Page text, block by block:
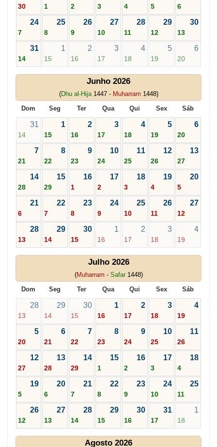
30 1 2 3 4 5 6
24
7
25
8
26
9
27
10
28
11
29
12
30
13
31
14
1
15
2
16
3
17
4
18
5
19
6
20
Junho 2026
(Dhu al-Hija1447 - Muharram 1448)
Dom Seg Ter Qua Qui Sex Sáb
31
14
1
15
2
16
3
17
4
18
5
19
6
20
7
21
8
22
9
23
10
24
11
25
12
26
13
27
14
28
15
29
16
1
17
2
18
3
19
4
20
5
21
6
22
7
23
8
24
9
25
10
26
11
27
12
28
13
29
14
30
15
1
16
2
17
3
18
4
19
Julho 2026
(Muharram - Safar 1448)
Dom Seg Ter Qua Qui Sex Sáb
28
13
29
14
30
15
1
16
2
17
3
18
4
19
5
20
6
21
7
22
8
23
9
24
10
25
11
26
12
27
13
28
14
29
15
1
16
2
17
3
18
4
19
5
20
6
21
7
22
8
23
9
24
10
25
11
26
12
27
13
28
14
29
15
30
16
31
17
1
18
Agosto 2026